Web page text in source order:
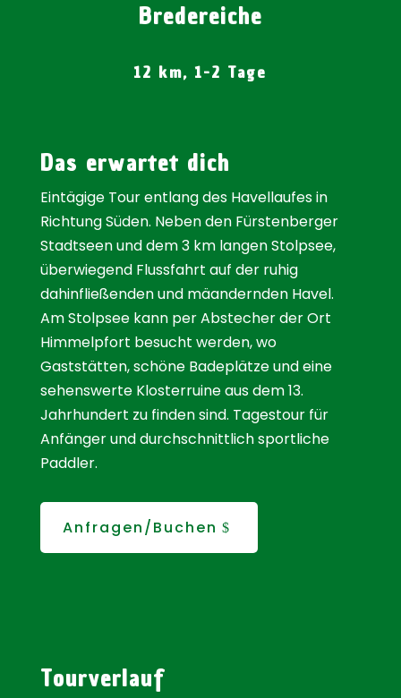
Bredereiche
12 km, 1-2 Tage
Das erwartet dich
Eintägige Tour entlang des Havellaufes in
Richtung Süden. Neben den Fürstenberger
Stadtseen und dem 3 km langen Stolpsee,
überwiegend Flussfahrt auf der ruhig
dahinfließenden und mäandernden Havel.
Am Stolpsee kann per Abstecher der Ort
Himmelpfort besucht werden, wo
Gaststätten, schöne Badeplätze und eine
sehenswerte Klosterruine aus dem 13.
Jahrhundert zu finden sind. Tagestour für
Anfänger und durchschnittlich sportliche
Paddler.
Anfragen/Buchen
Tourverlauf